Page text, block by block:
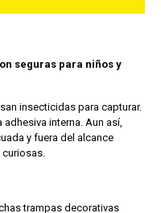
seguras para niños y
insecticidas para capturar.
adhesiva interna. Aun así,
y fuera del alcance
trampas decorativas